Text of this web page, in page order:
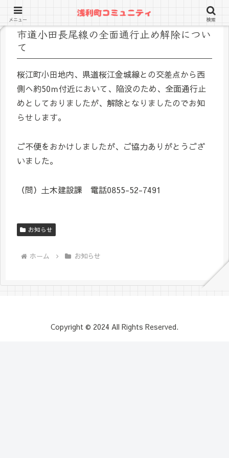
市道小田長尾線の全面通行止め解除につい
て
桜江町小田地内、県道桜江金城線との交差点から西
側へ約50ｍ付近において、陥没のため、全面通行止
めとしておりましたが、解除となりましたのでお知
らせします。
ご不便をおかけしましたが、ご協力ありがとうござ
いました。
（問）土木建設課 電話0855-52-7491
お知らせ
ホーム お知らせ
Copyright © 2024 All Rights Reserved.
メニュー 検索